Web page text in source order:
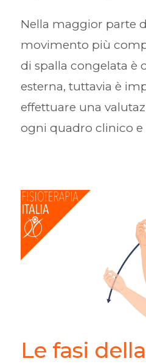
Nella maggior parte
movimento più
di spalla congelata è
esterna, tuttavia è
effettuare una
ogni quadro clinico
Le fasi